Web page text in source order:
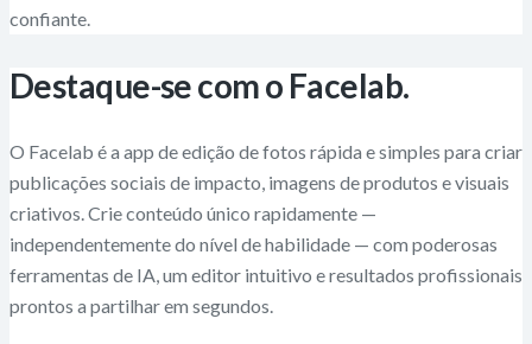
confiante.
Destaque-se com o Facelab.
O Facelab é a app de edição de fotos rápida e simples para criar
publicações sociais de impacto, imagens de produtos e visuais
criativos. Crie conteúdo único rapidamente —
independentemente do nível de habilidade — com poderosas
ferramentas de IA, um editor intuitivo e resultados profissionais
prontos a partilhar em segundos.